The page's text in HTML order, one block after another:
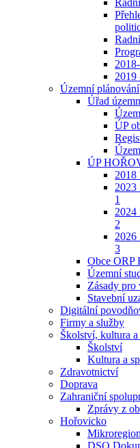
2019
Územní plánování
Úřad
ÚP
ÚP
2023
1
2024
2
2026
3
Obce ORP
Územní
Zásady pro
Stavební
Digitální
Firmy a služby
Školství, kultura a
Školství
Kultura a
Zdravotnictví
Doprava
Zahraniční
Zprávy z
Hořovicko
DSO